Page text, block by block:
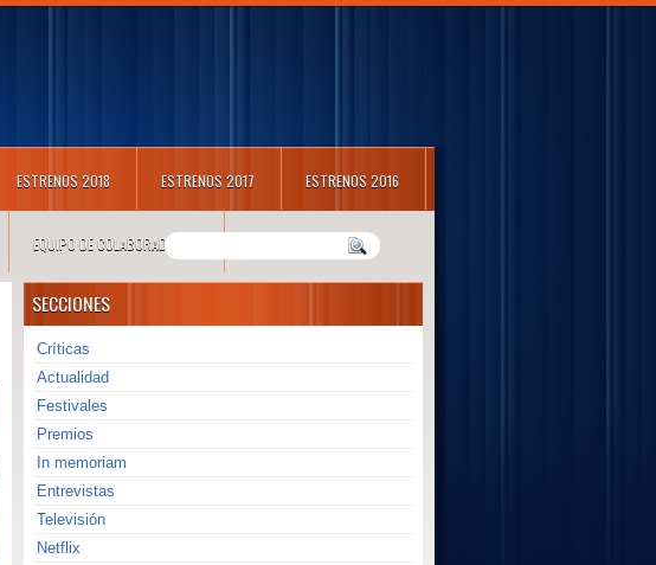
ESTRENOS 2018 ESTRENOS 2017 ESTRENOS 2016
EQUIPO DE COLABORADORES
SECCIONES
Críticas
Actualidad
Festivales
Premios
In memoriam
Entrevistas
Televisión
Netflix